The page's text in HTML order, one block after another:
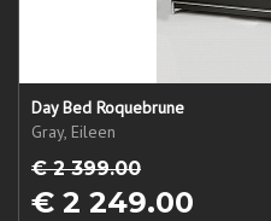
Day Bed Roquebrune
Gray, Eileen
€ 2 399.00
€ 2 249.00